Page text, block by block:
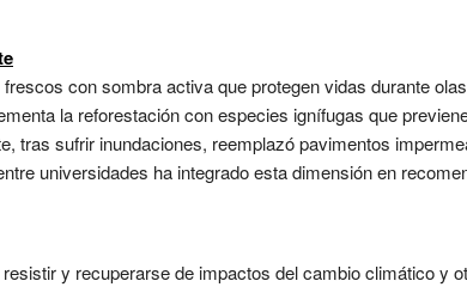
con sombra activa que protegen vidas durante
la reforestación con especies ignífugas que
tras sufrir inundaciones, reemplazó pavimentos
universidades ha integrado esta dimensión en
y recuperarse de impactos del cambio climático y